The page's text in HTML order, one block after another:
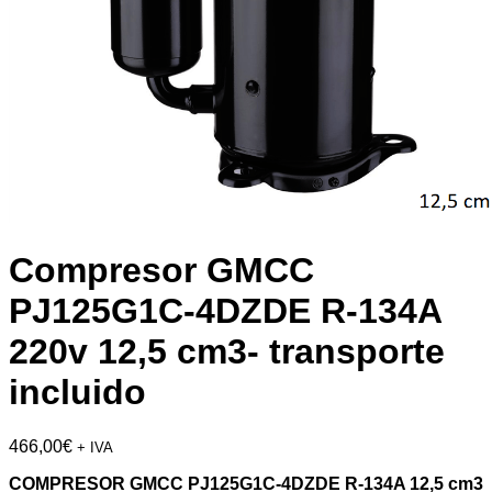
Compresor GMCC
PJ125G1C-4DZDE R-134A
220v 12,5 cm3- transporte
incluido
466,00€ + IVA
COMPRESOR GMCC PJ125G1C-4DZDE R-134A 12,5 cm3